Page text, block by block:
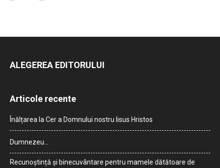
ALEGEREA EDITORULUI
Articole recente
Înălțarea la Cer a Domnului nostru Iisus Hristos
Dumnezeu…
Recunoștință și binecuvântare pentru mamele dătătoare de